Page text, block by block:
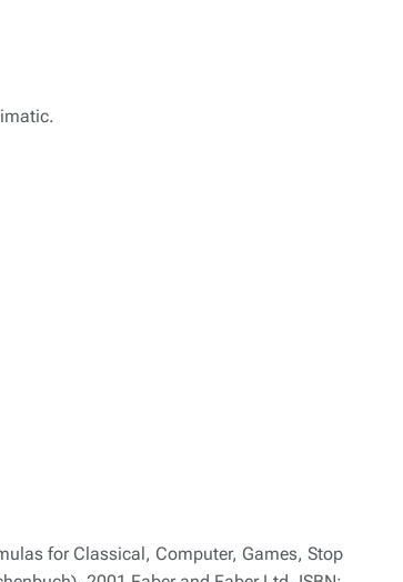
for Classical, Computer, Games, Stop